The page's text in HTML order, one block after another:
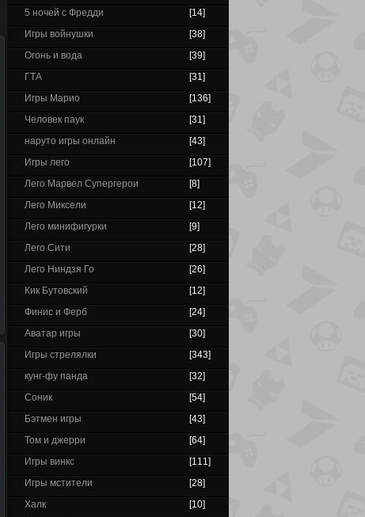
5 ночей с Фредди
[14]
Игры войнушки
[38]
Огонь и вода
[39]
ГТА
[31]
Игры Марио
[136]
Человек паук
[31]
наруто игры онлайн
[43]
Игры лего
[107]
Лего Марвел Супергерои
[8]
Лего Миксели
[12]
Лего минифигурки
[9]
Лего Сити
[28]
Лего Ниндзя Го
[26]
Кик Бутовский
[12]
Финис и Ферб
[24]
Аватар игры
[30]
Игры стрелялки
[343]
кунг-фу панда
[32]
Соник
[54]
Бэтмен игры
[43]
Том и джерри
[64]
Игры винкс
[111]
Игры мстители
[28]
Халк
[10]